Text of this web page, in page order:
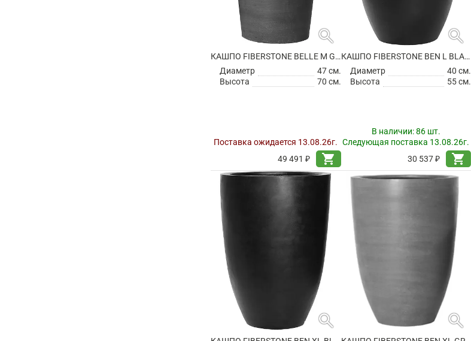
search
КАШПО FIBERSTONE BELLE M GREY
Диаметр
47 см.
Высота
70 см.
Поставка ожидается 13.08.26г.
49 491 ₽
shopping_cart
search
КАШПО FIBERSTONE BEN L BLACK
Диаметр
40 см.
Высота
55 см.
В наличии:86 шт.
Следующая поставка 13.08.26г.
30 537 ₽
shopping_cart
search search